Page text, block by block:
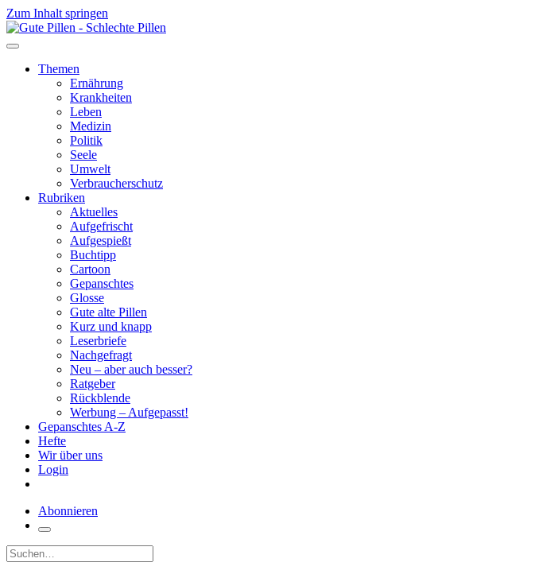
Zum Inhalt springen
Themen
Ernährung
Krankheiten
Leben
Medizin
Politik
Seele
Umwelt
Verbraucherschutz
Rubriken
Aktuelles
Aufgefrischt
Aufgespießt
Buchtipp
Cartoon
Gepanschtes
Glosse
Gute alte Pillen
Kurz und knapp
Leserbriefe
Nachgefragt
Neu – aber auch besser?
Ratgeber
Rückblende
Werbung – Aufgepasst!
Gepanschtes A-Z
Hefte
Wir über uns
Login
Abonnieren
Suche: